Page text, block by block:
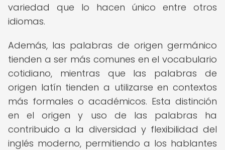
variedad que lo hacen único entre otros
idiomas.
Además, las palabras de origen germánico
tienden a ser más comunes en el vocabulario
cotidiano, mientras que las palabras de
origen latín tienden a utilizarse en contextos
más formales o académicos. Esta distinción
en el origen y uso de las palabras ha
contribuido a la diversidad y flexibilidad del
inglés moderno, permitiendo a los hablantes